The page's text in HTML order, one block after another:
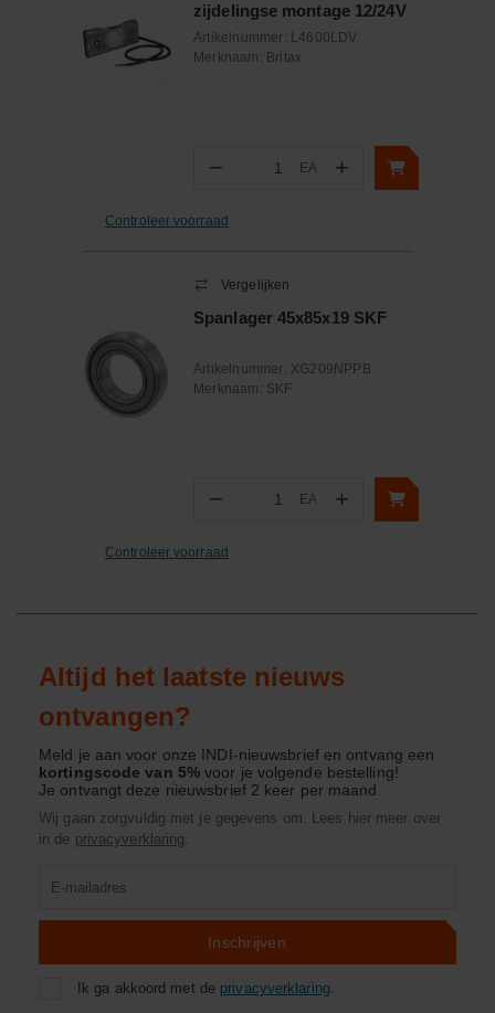
zijdelingse montage 12/24V
Artikelnummer: L4600LDV
Merknaam: Britax
− Aantal
EA +
Controleer voorraad
Vergelijken
Spanlager 45x85x19 SKF
Artikelnummer: XG209NPPB
Merknaam: SKF
− Aantal
EA +
Controleer voorraad
Altijd het laatste nieuws
ontvangen?
Meld je aan voor onze INDI-nieuwsbrief en ontvang een
kortingscode van 5%voor je volgende bestelling!
Je ontvangt deze nieuwsbrief 2 keer per maand.
Wij gaan zorgvuldig met je gegevens om. Lees hier meer over
in de privacyverklaring.
Inschrijven
Ik ga akkoord met de privacyverklaring.